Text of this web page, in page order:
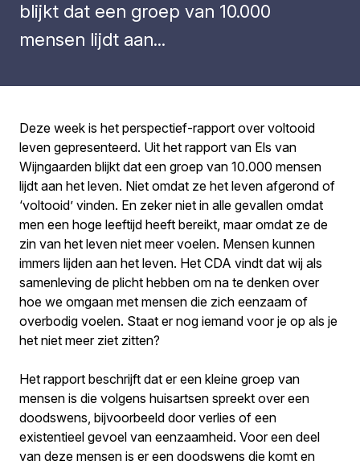
blijkt dat een groep van 10.000
mensen lijdt aan...
Deze week is het perspectief-rapport over voltooid
leven gepresenteerd. Uit het rapport van Els van
Wijngaarden blijkt dat een groep van 10.000 mensen
lijdt aan het leven. Niet omdat ze het leven afgerond of
‘voltooid’ vinden. En zeker niet in alle gevallen omdat
men een hoge leeftijd heeft bereikt, maar omdat ze de
zin van het leven niet meer voelen. Mensen kunnen
immers lijden aan het leven. Het CDA vindt dat wij als
samenleving de plicht hebben om na te denken over
hoe we omgaan met mensen die zich eenzaam of
overbodig voelen. Staat er nog iemand voor je op als je
het niet meer ziet zitten?
Het rapport beschrijft dat er een kleine groep van
mensen is die volgens huisartsen spreekt over een
doodswens, bijvoorbeeld door verlies of een
existentieel gevoel van eenzaamheid. Voor een deel
van deze mensen is er een doodswens die komt en